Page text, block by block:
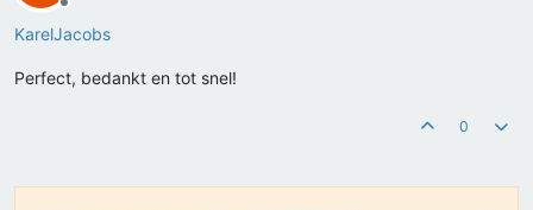
Offline
KarelJacobs
Perfect, bedankt en tot snel!
0